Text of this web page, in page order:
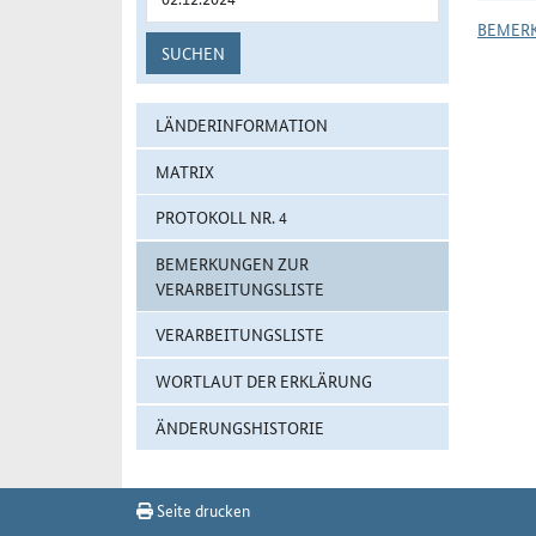
SUCHEN
LÄNDERINFORMATION
MATRIX
PROTOKOLL NR. 4
BEMERKUNGEN ZUR
VERARBEITUNGSLISTE
VERARBEITUNGSLISTE
WORTLAUT DER ERKLÄRUNG
ÄNDERUNGSHISTORIE
Seite drucken